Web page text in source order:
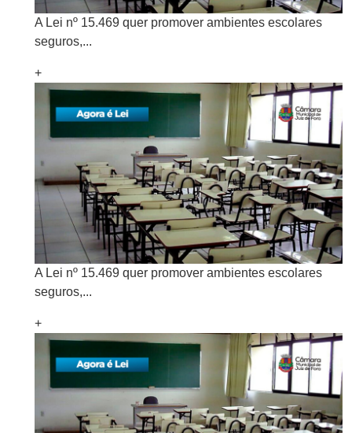
A Lei nº 15.469 quer promover ambientes escolares
seguros,...
+
A Lei nº 15.469 quer promover ambientes escolares
seguros,...
+